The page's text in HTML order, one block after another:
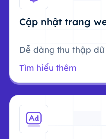
Cập nhật trang
Dễ dàng thu thập
Tìm hiểu thêm